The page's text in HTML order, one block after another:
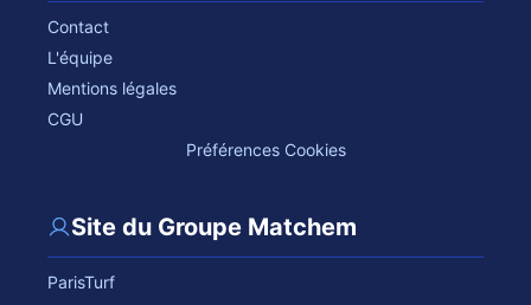
Contact
L'équipe
Mentions légales
CGU
Préférences Cookies
Site du Groupe Matchem
ParisTurf